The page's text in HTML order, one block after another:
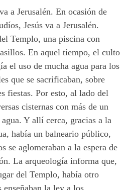
a Jerusalén. En ocasión de
Jesús va a Jerusalén.
Templo, una piscina con
En aquel tiempo, el culto
el uso de mucha agua para los
que se sacrificaban, sobre
fiestas. Por esto, al lado del
cisternas con más de un
Y allí cerca, gracias a la
había un balneario público,
se aglomeraban a la espera de
La arqueología informa que,
del Templo, había otro
enseñaban la ley a los